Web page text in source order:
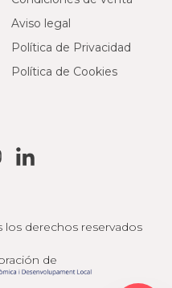
Aviso legal
Política de Privacidad
Política de Cookies
de
los derechos reservados